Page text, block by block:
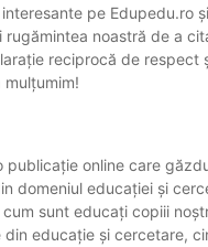
pe Edupedu.ro
rugămintea noastră de a
reciprocă de respect
mulțumim!
publicație online care
domeniul educației și
sunt educați copiii
educație și cercetare,